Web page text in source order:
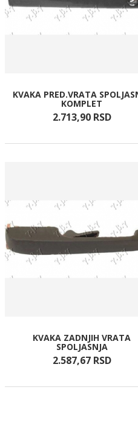
KVAKA PRED.VRATA
KOMPLET
2.713,90 RSD
KVAKA ZADNJIH VRATA
SPOLJASNJA
2.587,67 RSD